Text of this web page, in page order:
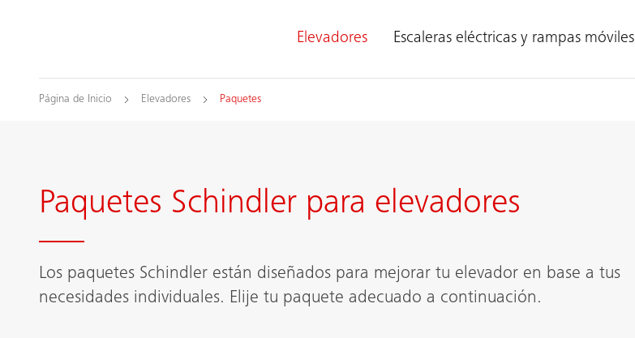
Elevadores Escaleras eléctricas y rampas móviles
Página de Inicio Elevadores Paquetes
Paquetes Schindler para elevadores
Los paquetes Schindler están diseñados para mejorar tu elevador en base a tus
necesidades individuales. Elije tu paquete adecuado a continuación.